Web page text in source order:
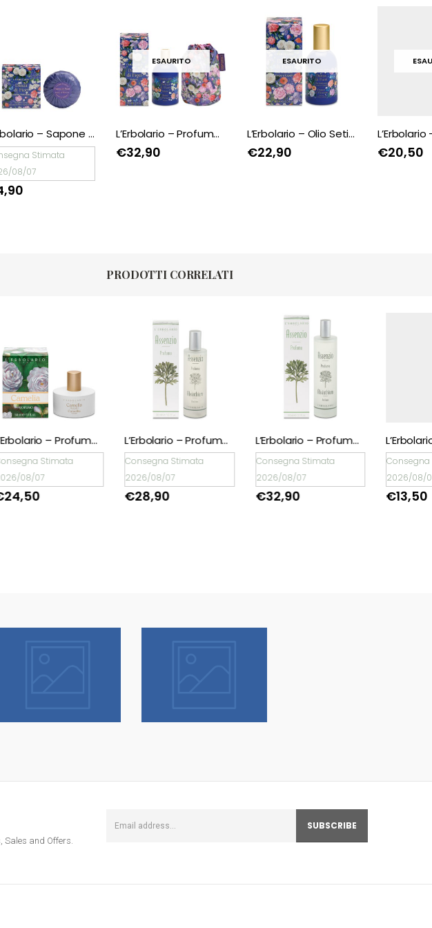
L’Erbolario – Sapone Profumato Danza di Fiori
Stimata
08/07
ESAURITO
L’Erbolario – Profumo Danza di Fiori
€32,90
ESAURITO
L’Erbolario – Olio Setificante Corpo e Capelli Danza di Fiori
€22,90 €20,50
PRODOTTI CORRELATI
L’Erbolario – Profumo Camelia
Stimata
08/07
L’Erbolario – Profumo Assenzio 50 ml
Consegna Stimata
2026/08/07
€28,90
L’Erbolario – Profumo Assenzio 100 ml
Consegna Stimata
2026/08/07
32,90
Consegna
2026/08/07
€13,50
Sales and Offers.